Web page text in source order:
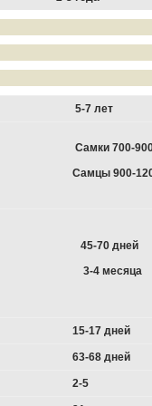
5-7 лет
Самки 700-
Самцы 900-
45-70 дней
3-4 месяца
15-17 дней
63-68 дней
2-5